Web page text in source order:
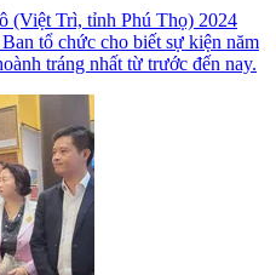
(Việt Trì, tỉnh Phú Thọ) 2024
tổ chức cho biết sự kiện năm
tráng nhất từ trước đến nay.